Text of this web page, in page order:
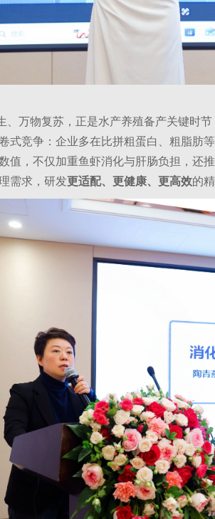
万物复苏，正是水产养殖备产关键时节
式竞争：企业多在比拼粗蛋白、粗脂肪
值，不仅加重鱼虾消化与肝肠负担，还
需求，研发更适配、更健康、更高效的